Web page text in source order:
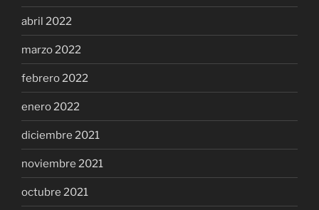
abril 2022
marzo 2022
febrero 2022
enero 2022
diciembre 2021
noviembre 2021
octubre 2021